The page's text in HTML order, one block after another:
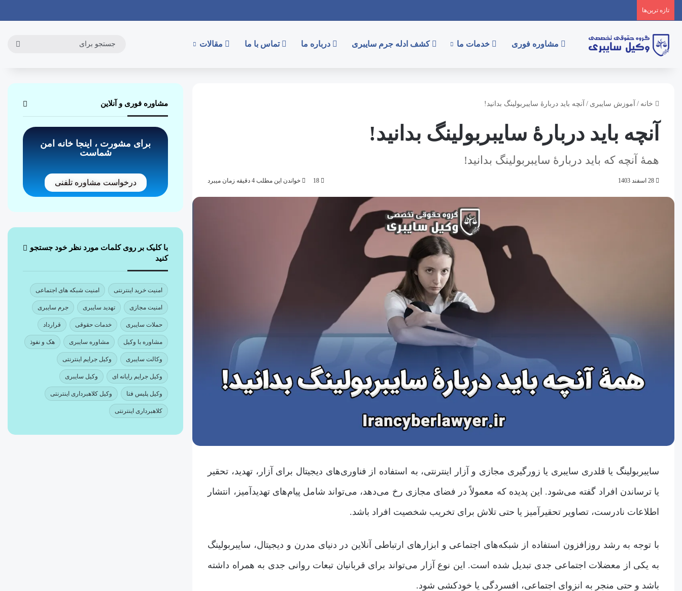
تازه‌ ترین‌ها
مشاوره فوری خدمات ما کشف ادله جرم سایبری درباره ما تماس با ما مقالات
خانه / آموزش سایبری / آنچه باید دربارۀ سایبربولینگ بدانید!
آنچه باید دربارۀ سایبربولینگ بدانید!
همۀ آنچه که باید دربارۀ سایبربولینگ بدانید!
28 اسفند 1403 18 خواندن این مطلب 4 دقیقه زمان میبرد
سایبربولینگ یا قلدری سایبری یا زورگیری مجازی و آزار اینترنتی، به استفاده از فناوری‌های دیجیتال برای آزار، تهدید، تحقیر
یا ترساندن افراد گفته می‌شود. این پدیده که معمولاً در فضای مجازی رخ می‌دهد، می‌تواند شامل پیام‌های تهدیدآمیز، انتشار
اطلاعات نادرست، تصاویر تحقیرآمیز یا حتی تلاش برای تخریب شخصیت افراد باشد.
با توجه به رشد روزافزون استفاده از شبکه‌های اجتماعی و ابزارهای ارتباطی آنلاین در دنیای مدرن و دیجیتال، سایبربولینگ
به یکی از معضلات اجتماعی جدی تبدیل شده است. این نوع آزار می‌تواند برای قربانیان تبعات روانی جدی به همراه داشته
باشد و حتی منجر به انزوای اجتماعی، افسردگی یا خودکشی شود.
مشاوره فوری و آنلاین
برای مشورت ، اینجا خانه امن
شماست
درخواست مشاوره تلفنی
با کلیک بر روی کلمات مورد نظر خود جستجو
کنید
امنیت خرید اینترنتی امنیت شبکه های اجتماعی
امنیت مجازی تهدید سایبری جرم سایبری
حملات سایبری خدمات حقوقی قرارداد
مشاوره با وکیل مشاوره سایبری هک و نفوذ
وکالت سایبری وکیل جرایم اینترنتی
وکیل جرایم رایانه ای وکیل سایبری
وکیل پلیس فتا وکیل کلاهبرداری اینترنتی
کلاهبرداری اینترنتی